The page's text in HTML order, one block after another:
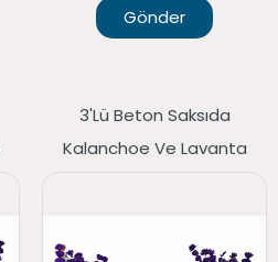
Gönder
3'lü Beton Saksıda
Kalanchoe Ve Lavanta